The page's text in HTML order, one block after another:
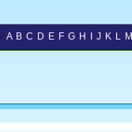
A B C D E F G H J K L M